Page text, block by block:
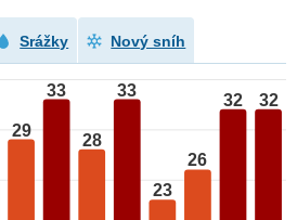
Srážky Nový sníh
29
33
28
33
23
26
32 32